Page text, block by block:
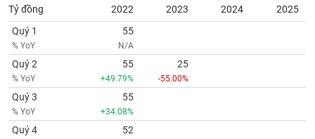
Tỷ đồng 2022 2023 2024
2025
Quý 1
% YoY
55
N/A
Quý 2
% YoY
55
+49.79%
25
-55.00%
Quý 3
% YoY
55
+34.08%
Quý 4 52